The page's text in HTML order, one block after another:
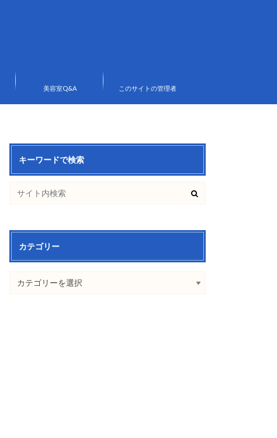
美容室Q&A このサイトの管理者
キーワードで検索
カテゴリー